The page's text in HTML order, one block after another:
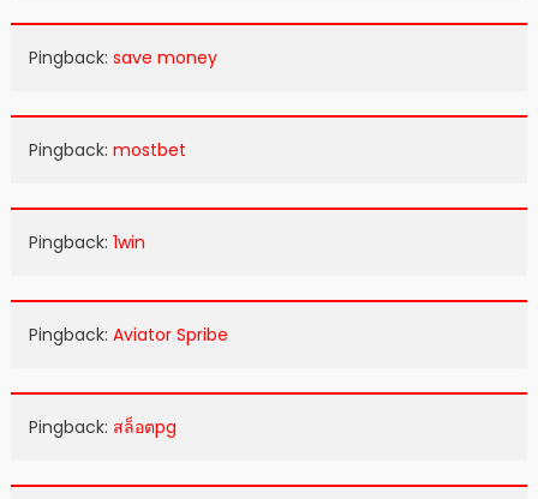
Pingback: save money
Pingback: mostbet
Pingback: 1win
Pingback: Aviator Spribe
Pingback: สล็อตpg